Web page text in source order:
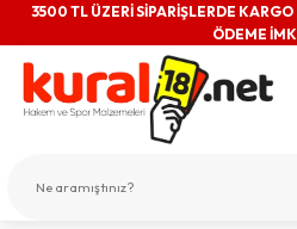
3500 TL ÜZERİ SİPARİŞLERDE
ÖDEME